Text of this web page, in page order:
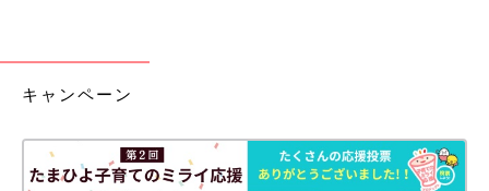
キャンペーン